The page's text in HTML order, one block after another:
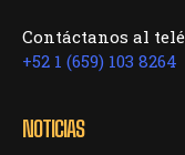
Contáctanos al
+52 1 (659) 103 8264
NOTICIAS